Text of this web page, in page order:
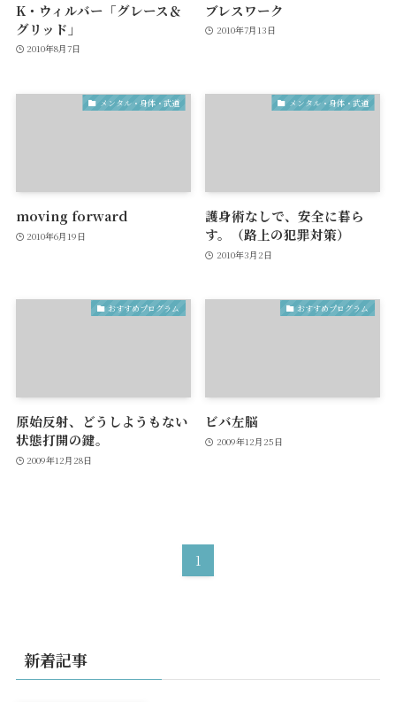
K・ウィルバー「グレース＆
グリッド」
2010年8月7日
ブレスワーク
2010年7月13日
メンタル・身体・武道
moving forward
2010年6月19日
メンタル・身体・武道
護身術なしで、安全に暮ら
す。（路上の犯罪対策）
2010年3月2日
おすすめプログラム
原始反射、どうしようもない
状態打開の鍵。
2009年12月28日
おすすめプログラム
ビバ左脳
2009年12月25日
1
新着記事